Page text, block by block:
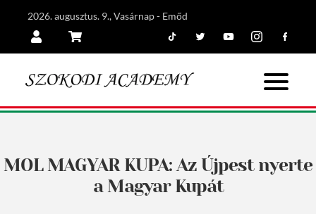
2026. augusztus. 9., Vasárnap - Emőd
MOL MAGYAR KUPA: Az Újpest nyerte
a Magyar Kupát